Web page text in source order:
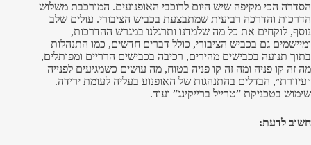
הסדרה הכי מקיפה שיש היום לרוכבי האופנועים. המורכבת משלוש
הדרכות והדרכה רביעית שמתבצעת בכביש הציבורי. עולים שלב
נוסף, לוקחים את כל מה שלמדנו ותרגלנו במגרש ההדרכות,
ומיישמים גם בכביש הציבורי, כולל דברים חדשים, כמו התנהלות
בתוך תנועה בכבישים מהירים, רכיבה בכבישים הרריים ומפותלים,
מה זה קו פניה ומה זה קו פניה בטוח, מה עושים כשמגיעים לפנייה
״עיוורת״, הבדלים בהתנהגות של האופנוע בעליה לעומת ירידה.
שימוש בטכניקת ”טרייל ברייקינג” ועוד.
חשוב לדעת: